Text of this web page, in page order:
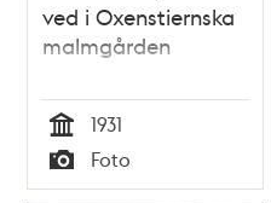
ved i Oxenstiernska
malmgården
Tid
1931
Typ
Foto